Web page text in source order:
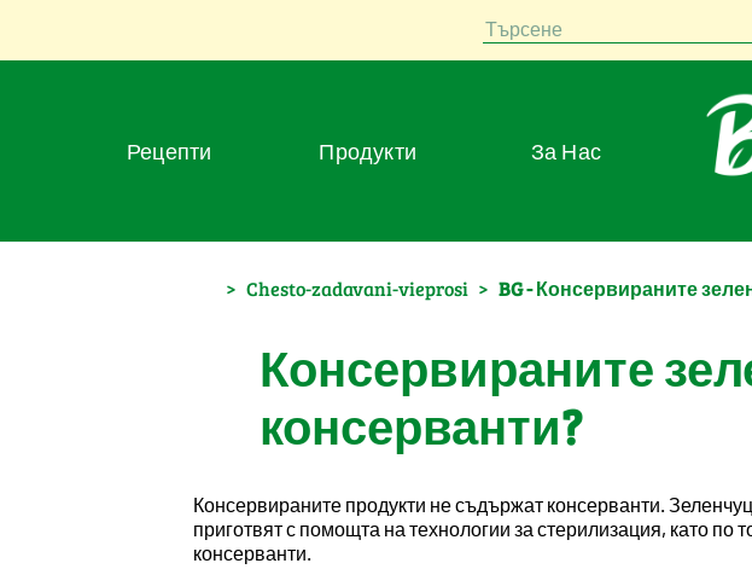
Търсене
Рецепти Продукти За Нас
> Chesto-zadavani-vieprosi > BG - Консервираните
Консервираните
консерванти?
Консервираните продукти не съдържат консерванти.
приготвят с помощта на технологии за стерилизация, като
консерванти.